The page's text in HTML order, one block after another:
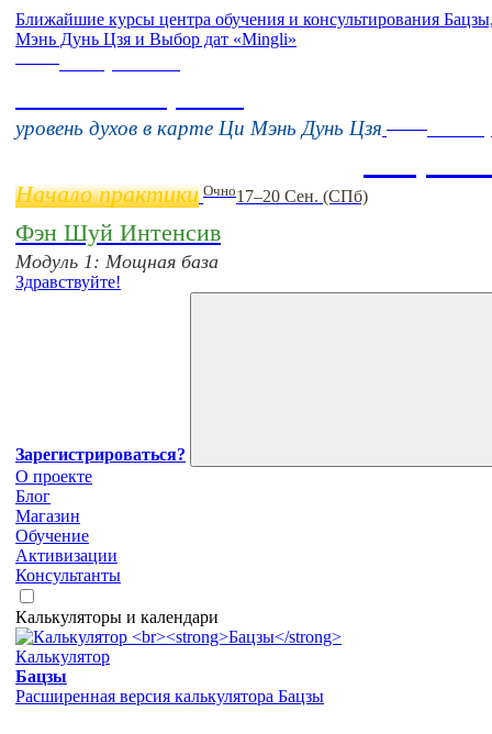
Ближайшие курсы центра обучения и консультирования
Мэнь Дунь Цзя и Выбор дат «Mingli»
уровень духов в карте Ци Мэнь Дунь Цзя
Начало практики Очно17–20 Сен. (СПб)
Фэн Шуй Интенсив
Модуль 1: Мощная база
Здравствуйте!
Зарегистрироваться?
О проекте
Блог
Магазин
Обучение
Активизации
Консультанты
Калькуляторы и календари
Калькулятор
Бацзы
Расширенная версия калькулятора Бацзы